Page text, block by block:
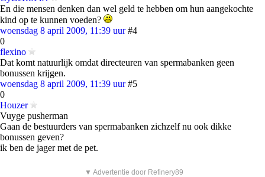
En die mensen denken dan wel geld te hebben om hun aangekochte
kind op te kunnen voeden?
woensdag 8 april 2009, 11:39 uur #4
0
flexino
Dat komt natuurlijk omdat directeuren van spermabanken geen
bonussen krijgen.
woensdag 8 april 2009, 11:39 uur #5
0
Houzer
Vuyge pusherman
Gaan de bestuurders van spermabanken zichzelf nu ook dikke
bonussen geven?
ik ben de jager met de pet.
▼ Advertentie door Refinery89